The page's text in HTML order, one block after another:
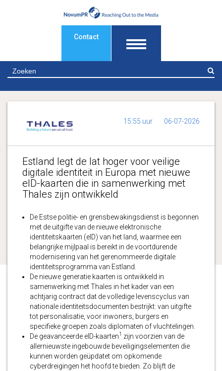
Contact
15:55 uur 06-07-2026
Estland legt de lat hoger voor veilige
digitale identiteit in Europa met nieuwe
eID-kaarten die in samenwerking met
Thales zijn ontwikkeld
De Estse politie- en grensbewakingsdienst is begonnen
met de uitgifte van de nieuwe elektronische
identiteitskaarten (eID) van het land, waarmee een
belangrijke mijlpaal is bereikt in de voortdurende
modernisering van het gerenommeerde digitale
identiteitsprogramma van Estland.
De nieuwe generatie kaarten is ontwikkeld in
samenwerking met Thales in het kader van een
achtjarig contract dat de volledige levenscyclus van
nationale identiteitsdocumenten bestrijkt: van uitgifte
tot personalisatie, voor inwoners, burgers en
specifieke groepen zoals diplomaten of vluchtelingen.
De geavanceerde eID-kaarten1 zijn voorzien van de
allernieuwste ingebouwde beveiligingselementen die
kunnen worden geüpdatet om opkomende
cyberdreigingen het hoofd te bieden. Zo blijft de